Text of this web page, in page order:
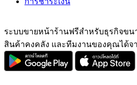
ระบบขายหน้าร้านฟรีสำหรับธุรกิจขน
สินค้าคงคลัง และทีมงานของคุณได้